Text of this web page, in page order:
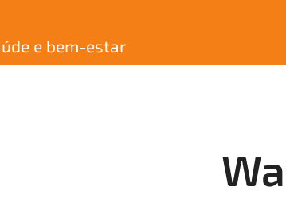
e bem-estar